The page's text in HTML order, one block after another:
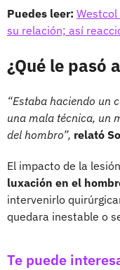
Puedes leer: Westcol
su relación; así
¿Qué le pasó
“Estaba haciendo un
una mala técnica, un
del hombro”, relató
El impacto de la
luxación en el
intervenirlo
quedara inestable o
Te puede